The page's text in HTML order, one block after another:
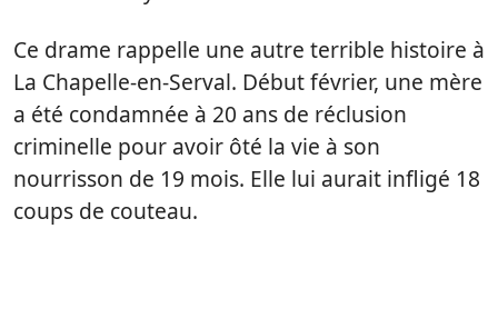
Ce drame rappelle une autre terrible histoire à
La Chapelle-en-Serval. Début février, une mère
a été condamnée à 20 ans de réclusion
criminelle pour avoir ôté la vie à son
nourrisson de 19 mois. Elle lui aurait infligé 18
coups de couteau.